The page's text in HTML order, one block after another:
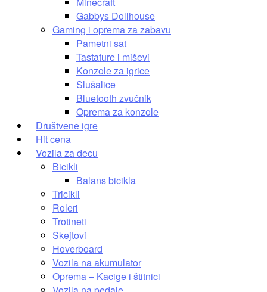
Gabbys Dollhouse
Gaming i oprema za zabavu
Pametni sat
Tastature i miševi
Konzole za igrice
Slušalice
Bluetooth zvučnik
Oprema za konzole
Društvene igre
Hit cena
Vozila za decu
Bicikli
Balans bicikla
Tricikli
Roleri
Trotineti
Skejtovi
Hoverboard
Vozila na akumulator
Oprema – Kacige i štitnici